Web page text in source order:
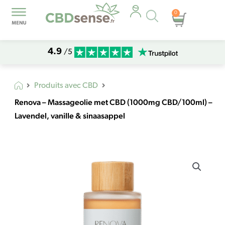
Recherche
de
produits
0
Panier
4.9 /5
Produits avec CBD
Renova – Massageolie met CBD (1000mg CBD/100ml) –
Lavendel, vanille & sinaasappel